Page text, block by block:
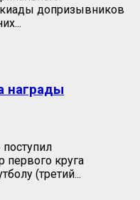
допризывников
награды
первого круга
(третий...